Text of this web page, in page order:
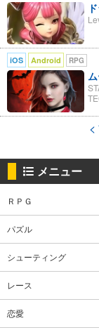
iOS Android RPG
<
メニュー
ＲＰＧ
パズル
シューティング
レース
恋愛